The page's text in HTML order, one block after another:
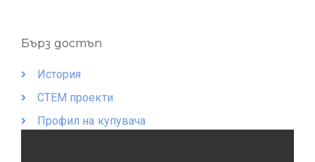
Бърз достъп
История
СТЕМ проекти
Профил на купувача